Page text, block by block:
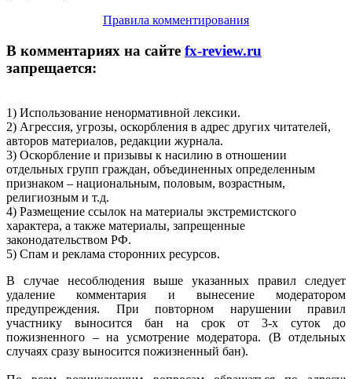
Правила комментирования
В комментариях на сайте fx-review.ru
запрещается:
1) Использование ненормативной лексики.
2) Агрессия, угрозы, оскорбления в адрес других читателей,
авторов материалов, редакции журнала.
3) Оскорбление и призывы к насилию в отношении
отдельных групп граждан, объединенных определенным
признаком – национальным, половым, возрастным,
религиозным и т.д.
4) Размещение ссылок на материалы экстремистского
характера, а также материалы, запрещенные
законодательством РФ.
5) Спам и реклама сторонних ресурсов.
В случае несоблюдения выше указанных правил следует
удаление комментария и вынесение модератором
предупреждения. При повторном нарушении правил
участнику выносится бан на срок от 3-х суток до
пожизненного – на усмотрение модератора. (В отдельных
случаях сразу выносится пожизненный бан).